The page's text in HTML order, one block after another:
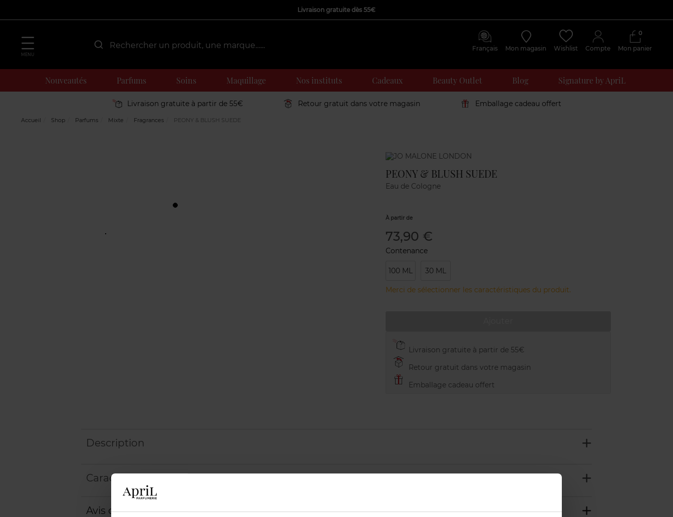
Livraison gratuite dès 55€
MENU
Français Mon magasin Wishlist Compte Mon panier
0
Nouveautés Parfums Soins Maquillage Nos instituts Cadeaux Beauty Outlet Blog Signature by ApriL
Livraison gratuite à partir de 55€ Retour gratuit dans votre magasin Emballage cadeau offert
Accueil Shop Parfums Mixte Fragrances PEONY & BLUSH SUEDE
Marque
PEONY & BLUSH SUEDE
Eau de Cologne
À partir de
73,90 €
Contenance
100 ML 30 ML
Merci de sélectionner les caractéristiques du produit.
Livraison gratuite à partir de 55€
Retour gratuit dans votre magasin
Emballage cadeau offert
Description
Caractéristiques
Avis client